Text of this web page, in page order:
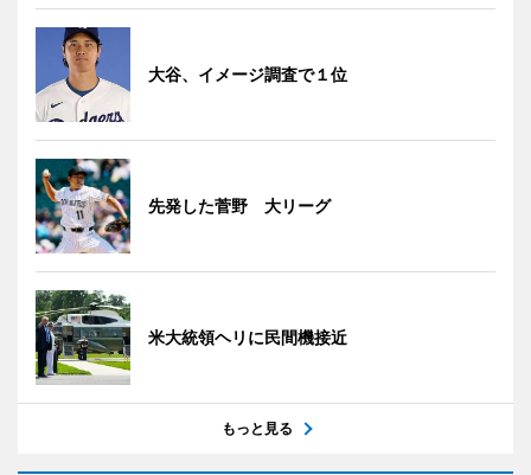
大谷、イメージ調査で１位
先発した菅野 大リーグ
米大統領ヘリに民間機接近
もっと見る